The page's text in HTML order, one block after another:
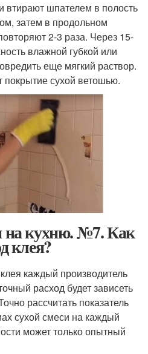
шпателем в полость
затем в продольном
2-3 раза. Через 15-
влажной губкой или
еще мягкий раствор.
покрытие сухой ветошью.
на кухню. №7. Как
клея?
каждый производитель
расход будет зависеть
рассчитать показатель
сухой смеси на каждый
может только опытный